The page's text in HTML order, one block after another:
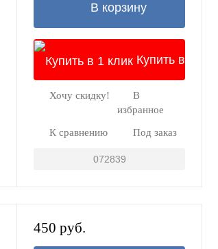
В корзину
Купить в
1 клик
Хочу скидку!
В
избранное
К сравнению Под заказ
072839
450 руб.